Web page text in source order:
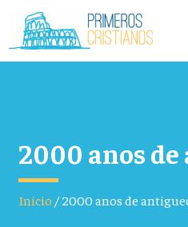
2000 anos
Inicio/2000 anos de